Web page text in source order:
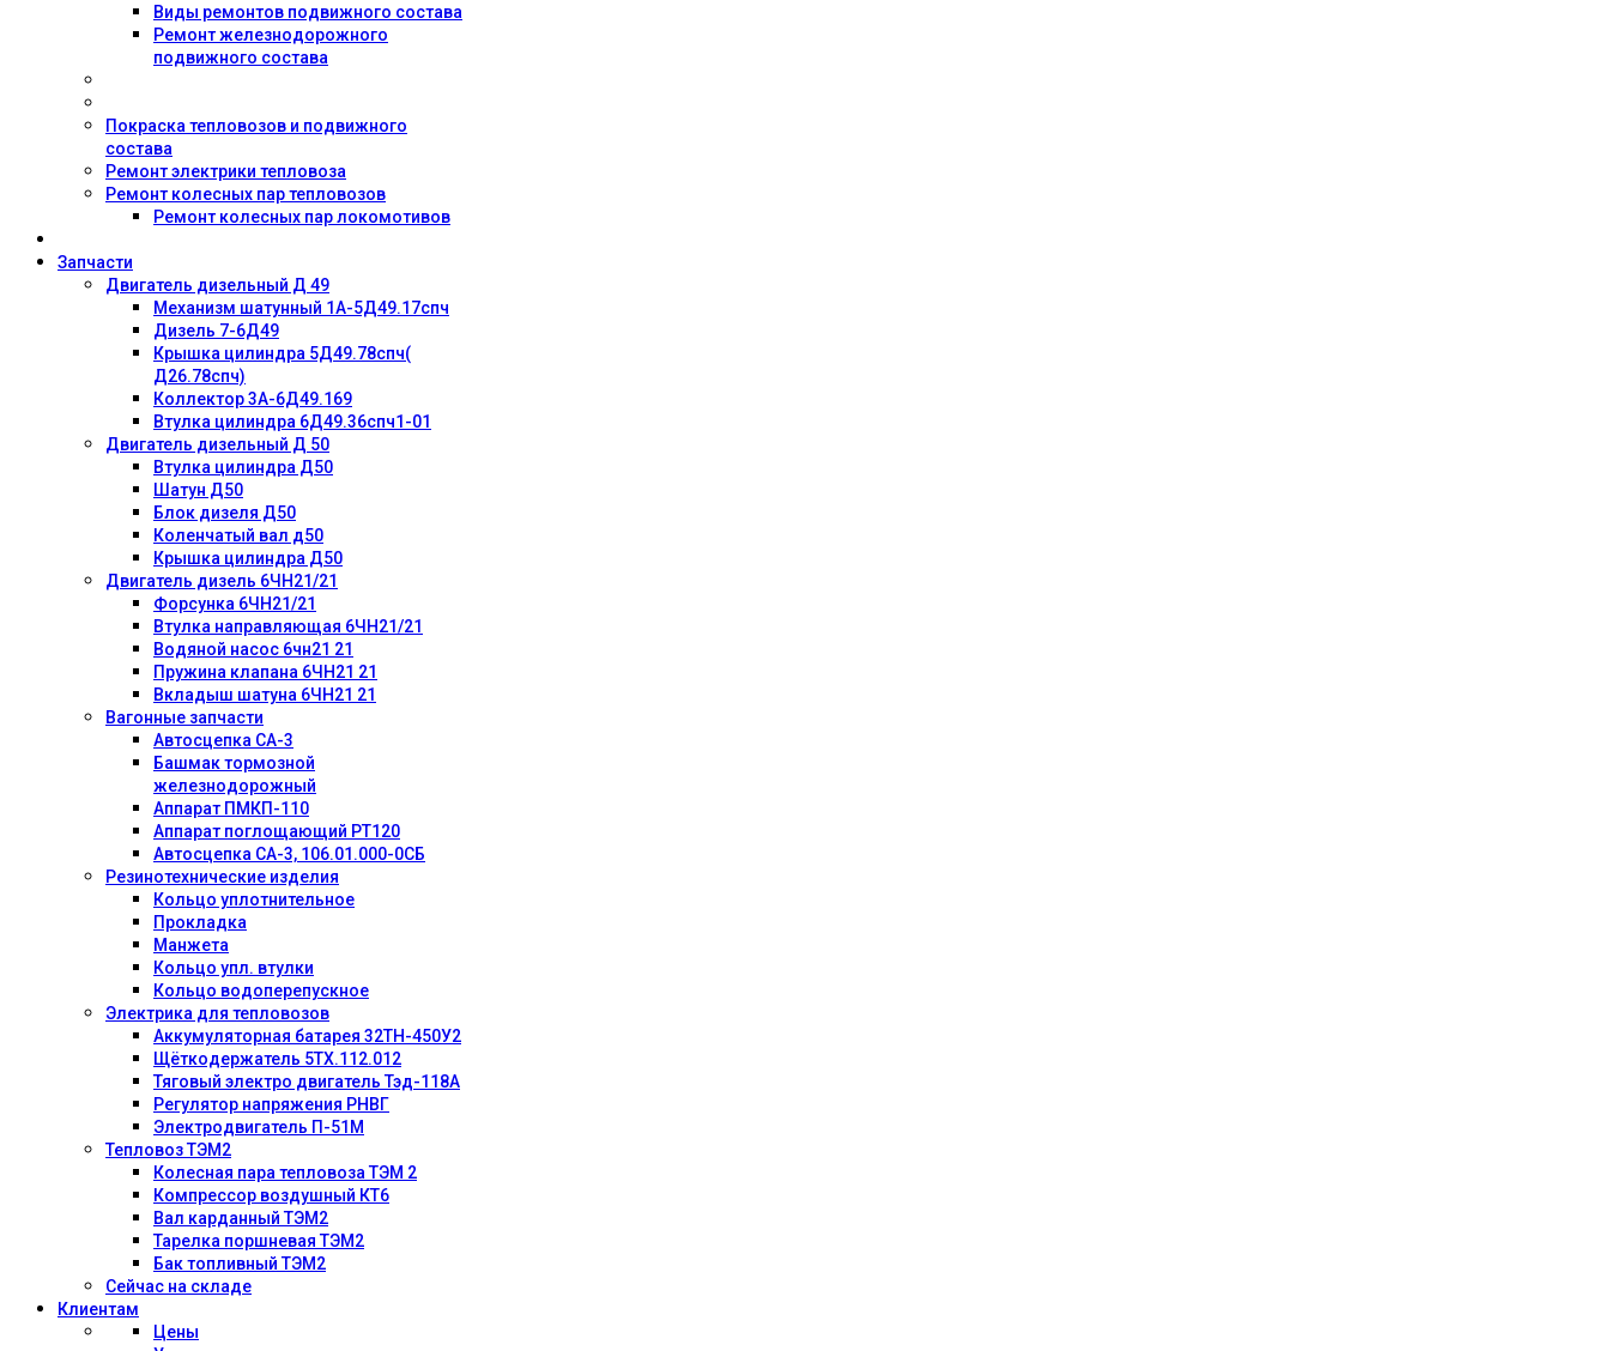
Виды ремонтов подвижного состава
Ремонт железнодорожного
подвижного состава
Покраска тепловозов и подвижного
состава
Ремонт электрики тепловоза
Ремонт колесных пар тепловозов
Ремонт колесных пар локомотивов
Запчасти
Двигатель дизельный Д 49
Механизм шатунный 1А-5Д49.17спч
Дизель 7-6Д49
Крышка цилиндра 5Д49.78спч(
Д26.78спч)
Коллектор 3А-6Д49.169
Втулка цилиндра 6Д49.36спч1-01
Двигатель дизельный Д 50
Втулка цилиндра Д50
Шатун Д50
Блок дизеля Д50
Коленчатый вал д50
Крышка цилиндра Д50
Двигатель дизель 6ЧН21/21
Форсунка 6ЧН21/21
Втулка направляющая 6ЧН21/21
Водяной насос 6чн21 21
Пружина клапана 6ЧН21 21
Вкладыш шатуна 6ЧН21 21
Вагонные запчасти
Автосцепка СА-3
Башмак тормозной
железнодорожный
Аппарат ПМКП-110
Аппарат поглощающий РТ120
Автосцепка СА-3, 106.01.000-0СБ
Резинотехнические изделия
Кольцо уплотнительное
Прокладка
Манжета
Кольцо упл. втулки
Кольцо водоперепускное
Электрика для тепловозов
Аккумуляторная батарея 32ТН-450У2
Щёткодержатель 5ТХ.112.012
Тяговый электро двигатель Тэд-118А
Регулятор напряжения РНВГ
Электродвигатель П-51М
Тепловоз ТЭМ2
Колесная пара тепловоза ТЭМ 2
Компрессор воздушный КТ6
Вал карданный ТЭМ2
Тарелка поршневая ТЭМ2
Бак топливный ТЭМ2
Сейчас на складе
Клиентам
Цены